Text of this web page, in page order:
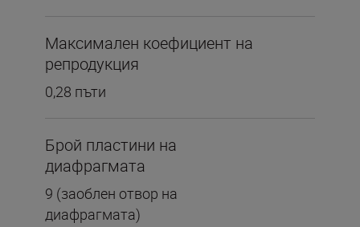
Максимален коефициент на
репродукция
0,28 пъти
Брой пластини на
диафрагмата
9 (заоблен отвор на
диафрагмата)